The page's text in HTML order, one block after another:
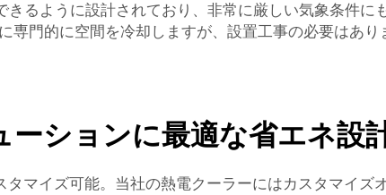
るように設計されており、非常に厳しい気象条件
専門的に空間を冷却しますが、設置工事の必要はあり
ションに最適な省エネ設
マイズ可能。当社の熱電クーラーにはカスタマイズ